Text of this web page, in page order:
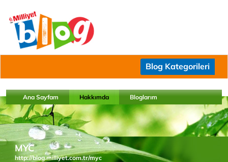
Blog Kategorileri
Ana Sayfam Hakkımda Bloglarım
MYC
http://blog.milliyet.com.tr/myc